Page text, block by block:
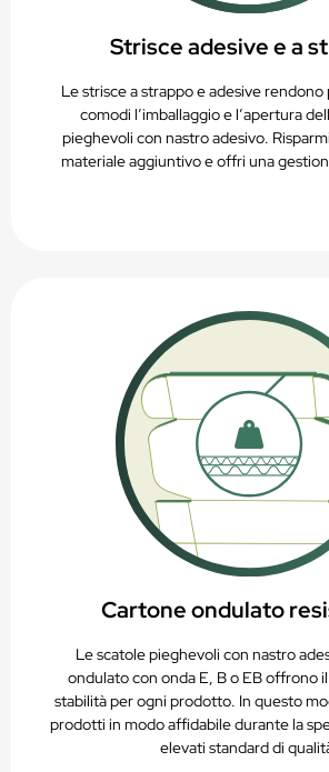
Strisce adesive e a
Le strisce a strappo e adesive
comodi l’imballaggio e l’apertura
pieghevoli con nastro adesivo.
materiale aggiuntivo e offri una
Cartone ondulato
Le scatole pieghevoli con nastro
ondulato con onda E, B o EB offrono
stabilità per ogni prodotto. In questo
prodotti in modo affidabile durante la
elevati standard di